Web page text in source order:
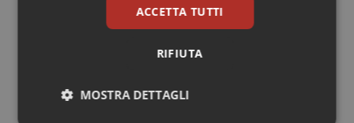
Potrebbe interessarti in
ACCETTA TUTTI
RIFIUTA
MOSTRA DETTAGLI